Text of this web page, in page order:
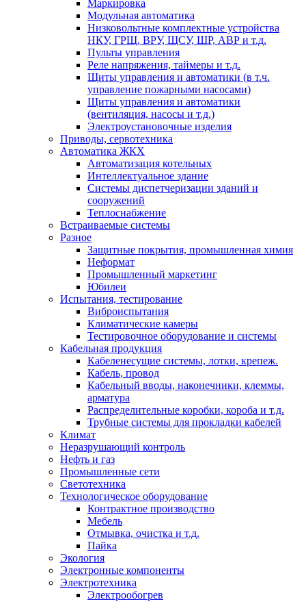
Маркировка
Модульная автоматика
Низковольтные комплектные устройства
НКУ, ГРЩ, ВРУ, ЩСУ, ШР, АВР и т.д.
Пульты управления
Реле напряжения, таймеры и т.д.
Щиты управления и автоматики (в т.ч.
управление пожарными насосами)
Щиты управления и автоматики
(вентиляция, насосы и т.д.)
Электроустановочные изделия
Приводы, сервотехника
Автоматика ЖКХ
Автоматизация котельных
Интеллектуальное здание
Системы диспетчеризации зданий и
сооружений
Теплоснабжение
Встраиваемые системы
Разное
Защитные покрытия, промышленная химия
Неформат
Промышленный маркетинг
Юбилеи
Испытания, тестирование
Виброиспытания
Климатические камеры
Тестировочное оборудование и системы
Кабельная продукция
Кабеленесущие системы, лотки, крепеж.
Кабель, провод
Кабельный вводы, наконечники, клеммы,
арматура
Распределительные коробки, короба и т.д.
Трубные системы для прокладки кабелей
Климат
Неразрушающий контроль
Нефть и газ
Промышленные сети
Светотехника
Технологическое оборудование
Контрактное производство
Мебель
Отмывка, очистка и т.д.
Пайка
Экология
Электронные компоненты
Электротехника
Электрообогрев